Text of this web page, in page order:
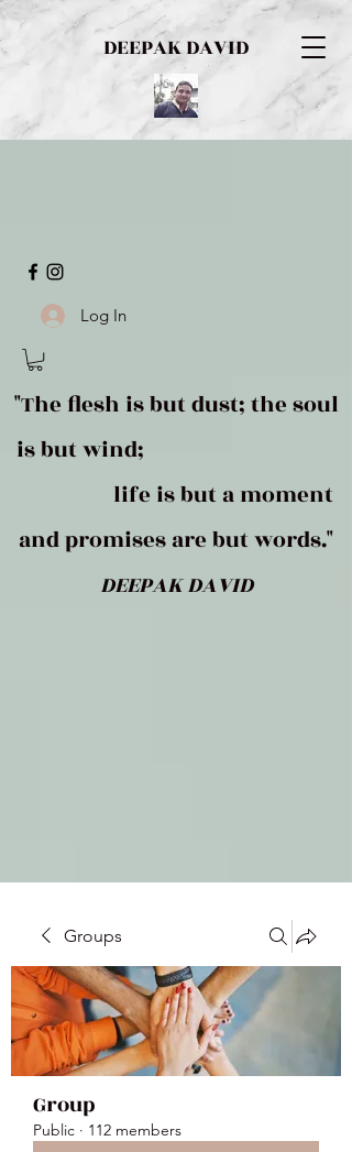
DEEPAK DAVID
Log In
"The flesh is but dust; the soul
is but wind;
life is but a moment
and promises are but words."
DEEPAK DAVID
Groups
Group
Public · 112 members